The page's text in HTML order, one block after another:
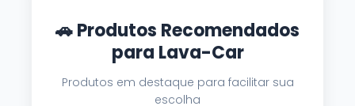
🚗 Produtos Recomendados
para Lava-Car
Produtos em destaque para facilitar sua
escolha